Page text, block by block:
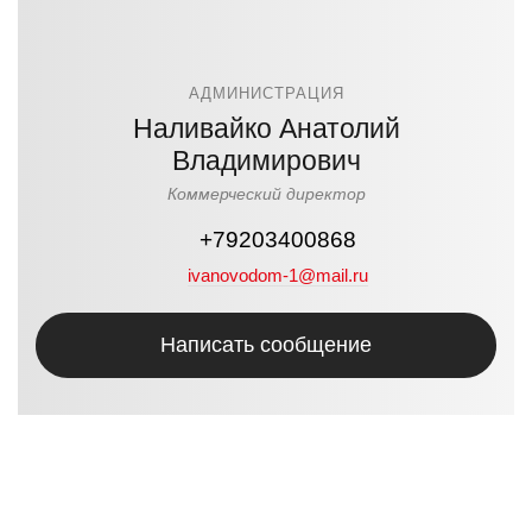
АДМИНИСТРАЦИЯ
Наливайко Анатолий
Владимирович
Коммерческий директор
+79203400868
ivanovodom-1@mail.ru
Написать сообщение